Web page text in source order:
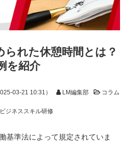
られた休憩時間とは？
を紹介
03-21 10:31 ） LM編集部
コラム
ビジネススキル研修
基準法によって規定されていま